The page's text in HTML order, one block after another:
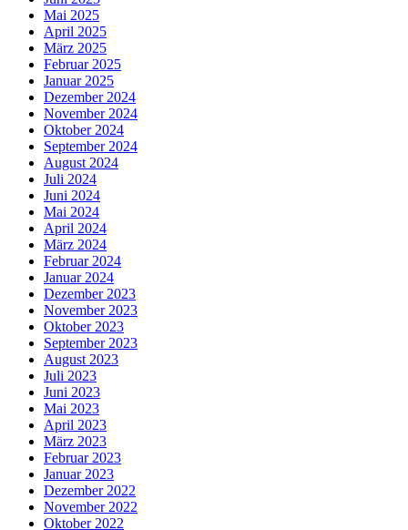
Mai 2025
April 2025
März 2025
Februar 2025
Januar 2025
Dezember 2024
November 2024
Oktober 2024
September 2024
August 2024
Juli 2024
Juni 2024
Mai 2024
April 2024
März 2024
Februar 2024
Januar 2024
Dezember 2023
November 2023
Oktober 2023
September 2023
August 2023
Juli 2023
Juni 2023
Mai 2023
April 2023
März 2023
Februar 2023
Januar 2023
Dezember 2022
November 2022
Oktober 2022